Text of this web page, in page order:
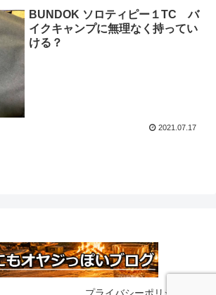
BUNDOK ソロティピー１TC バ
イクキャンプに無理なく持ってい
ける？
2021.07.17
プライバシーポリシー